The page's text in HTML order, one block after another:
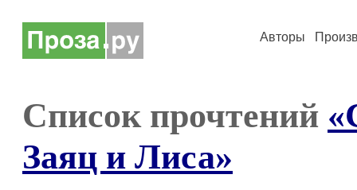
Авторы
Список прочтений
Заяц и Лиса»